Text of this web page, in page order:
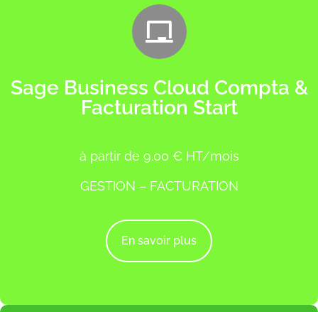
Sage Business Cloud Compta &
Facturation Start
à partir de 9.00 € HT/mois
GESTION – FACTURATION
En savoir plus